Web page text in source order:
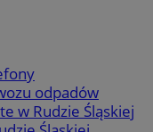
odpadów
w Rudzie Śląskiej